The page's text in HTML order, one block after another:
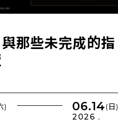
與那些未完成的指
)
06.14(日)
2026 .